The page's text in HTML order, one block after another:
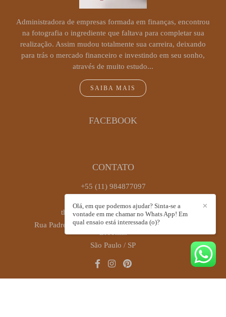
Administradora de empresas formada em finanças, encontrou
na fotografia o ingrediente que faltava para completar sua
realização. Assim mudou totalmente sua carreira, deixando
para trás o mercado financeiro e investindo em seu sonho,
através de muito estudo...
SAIBA MAIS
FACEBOOK
CONTATO
+55 (11) 984877097
thaiscastrofotografia@gmail.com
Rua Padre Antônio José dos Santos, 449, sala 72 -
Brooklin
São Paulo / SP
✕
Olá, em que podemos ajudar? Sinta-se a
vontade em me chamar no Whats App! Em
qual ensaio está interessada (o)?